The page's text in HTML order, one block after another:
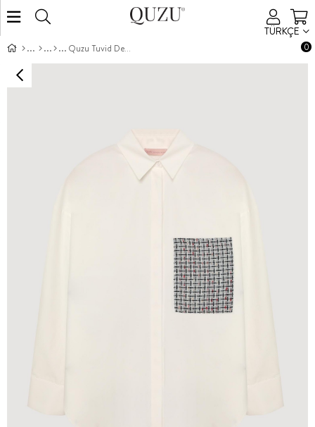
TÜRKÇE
0
Quzu Tuvid Detaylı Gömlek Mavi